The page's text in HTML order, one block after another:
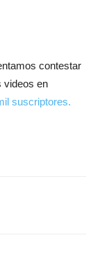
contestar
videos en
suscriptores.